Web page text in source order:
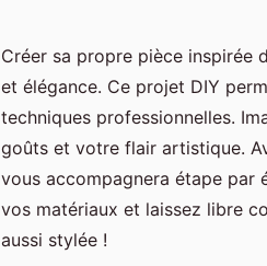
Créer sa propre pièce inspirée
et élégance. Ce projet DIY
techniques professionnelles.
goûts et votre flair artistique.
vous accompagnera étape par
vos matériaux et laissez libre
aussi stylée !